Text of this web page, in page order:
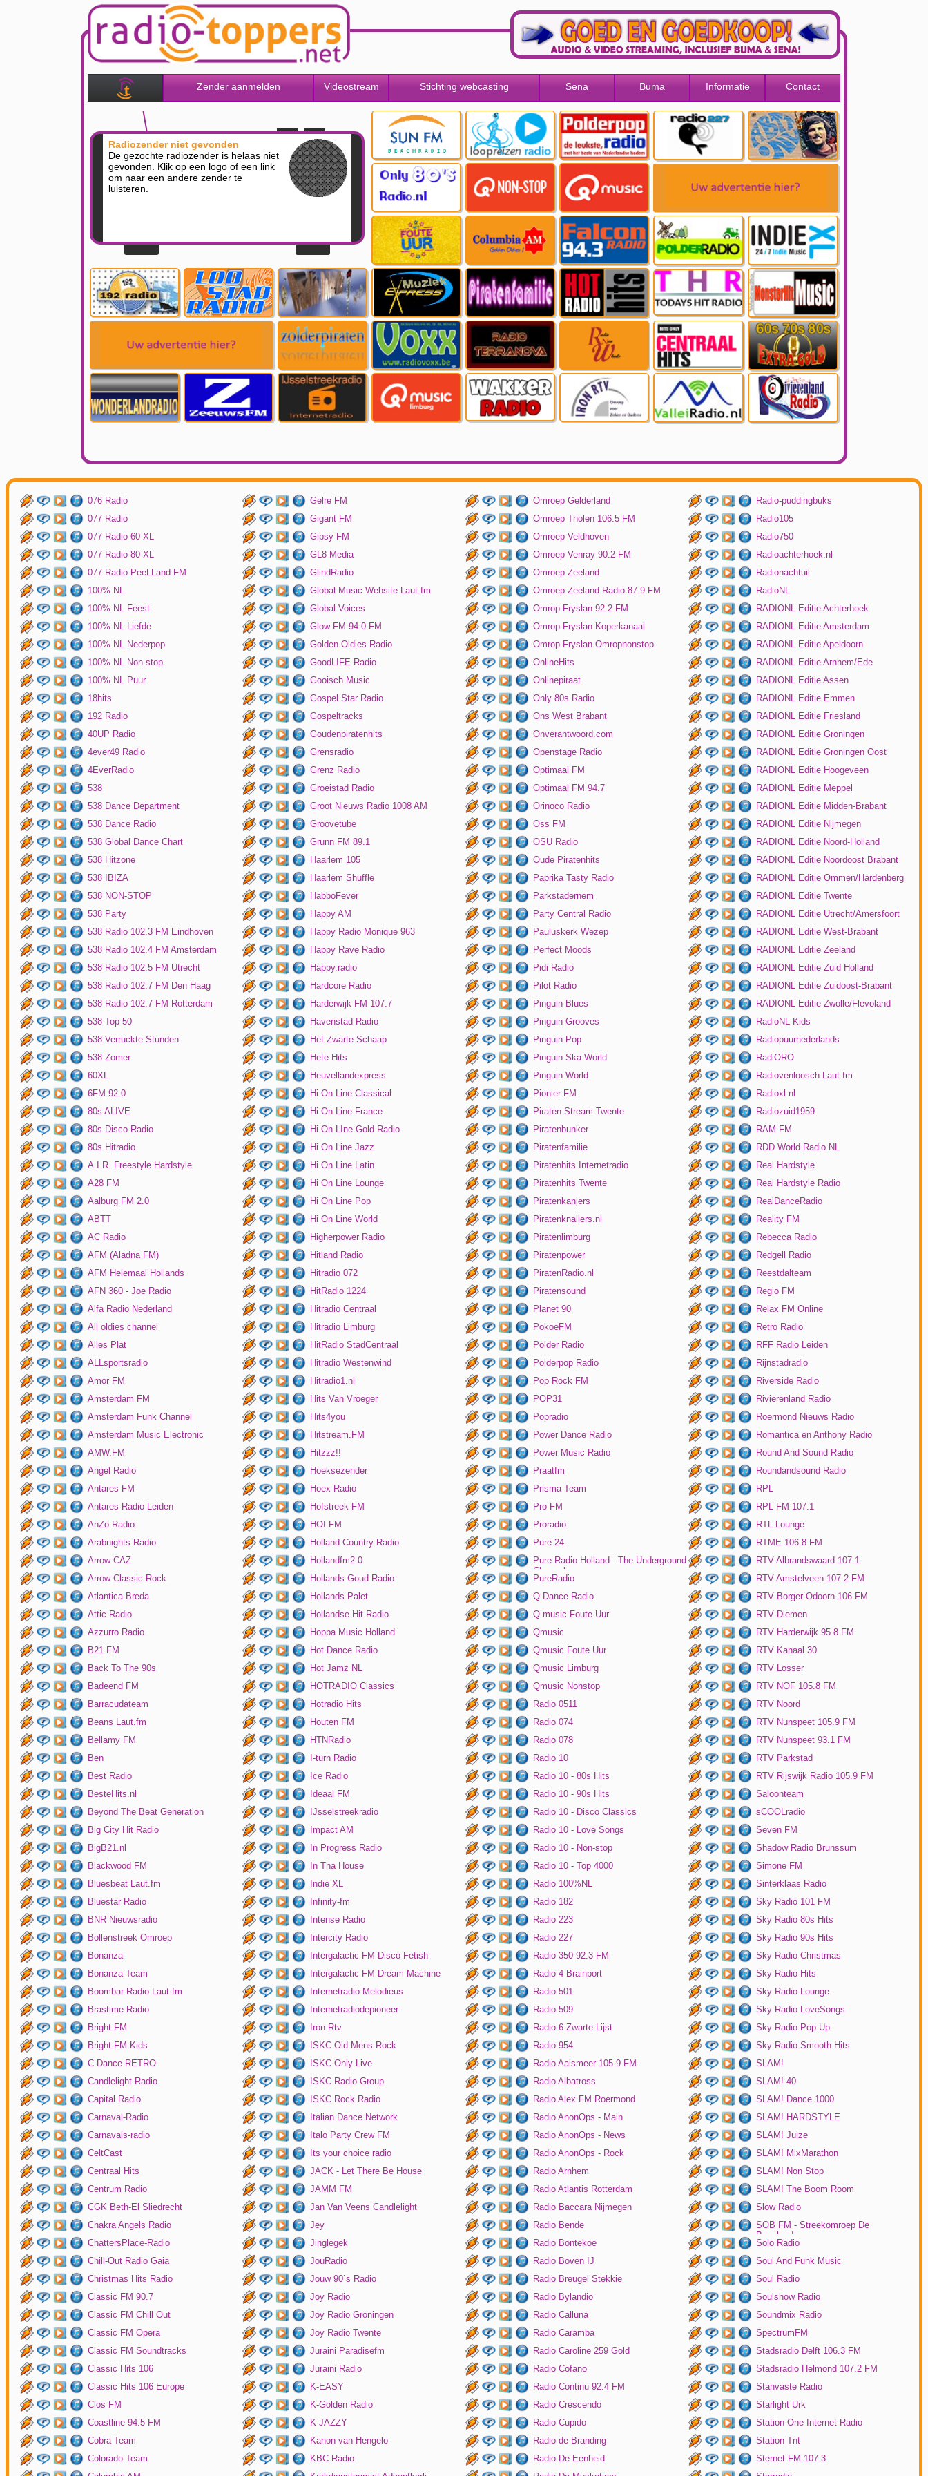
Zender aanmelden Videostream Stichting webcasting Sena Buma Informatie Contact
Radiozender niet gevonden
De gezochte radiozender is helaas niet
gevonden. Klik op een logo of een link
om naar een andere zender te
luisteren.
076 Radio
077 Radio
077 Radio 60 XL
077 Radio 80 XL
077 Radio PeeLLand FM
100% NL
100% NL Feest
100% NL Liefde
100% NL Nederpop
100% NL Non-stop
100% NL Puur
18hits
192 Radio
40UP Radio
4ever49 Radio
4EverRadio
538
538 Dance Department
538 Dance Radio
538 Global Dance Chart
538 Hitzone
538 IBIZA
538 NON-STOP
538 Party
538 Radio 102.3 FM Eindhoven
538 Radio 102.4 FM Amsterdam
538 Radio 102.5 FM Utrecht
538 Radio 102.7 FM Den Haag
538 Radio 102.7 FM Rotterdam
538 Top 50
538 Verruckte Stunden
538 Zomer
60XL
6FM 92.0
80s ALIVE
80s Disco Radio
80s Hitradio
A.I.R. Freestyle Hardstyle
A28 FM
Aalburg FM 2.0
ABTT
AC Radio
AFM (Aladna FM)
AFM Helemaal Hollands
AFN 360 - Joe Radio
Alfa Radio Nederland
All oldies channel
Alles Plat
ALLsportsradio
Amor FM
Amsterdam FM
Amsterdam Funk Channel
Amsterdam Music Electronic
AMW.FM
Angel Radio
Antares FM
Antares Radio Leiden
AnZo Radio
Arabnights Radio
Arrow CAZ
Arrow Classic Rock
Atlantica Breda
Attic Radio
Azzurro Radio
B21 FM
Back To The 90s
Badeend FM
Barracudateam
Beans Laut.fm
Bellamy FM
Ben
Best Radio
BesteHits.nl
Beyond The Beat Generation
Big City Hit Radio
BigB21.nl
Blackwood FM
Bluesbeat Laut.fm
Bluestar Radio
BNR Nieuwsradio
Bollenstreek Omroep
Bonanza
Bonanza Team
Boombar-Radio Laut.fm
Brastime Radio
Bright.FM
Bright.FM Kids
C-Dance RETRO
Candlelight Radio
Capital Radio
Carnaval-Radio
Carnavals-radio
CeltCast
Centraal Hits
Centrum Radio
CGK Beth-El Sliedrecht
Chakra Angels Radio
ChattersPlace-Radio
Chill-Out Radio Gaia
Christmas Hits Radio
Classic FM 90.7
Classic FM Chill Out
Classic FM Opera
Classic FM Soundtracks
Classic Hits 106
Classic Hits 106 Europe
Clos FM
Coastline 94.5 FM
Cobra Team
Colorado Team
Gelre FM
Gigant FM
Gipsy FM
GL8 Media
GlindRadio
Global Music Website Laut.fm
Global Voices
Glow FM 94.0 FM
Golden Oldies Radio
GoodLIFE Radio
Gooisch Music
Gospel Star Radio
Gospeltracks
Goudenpiratenhits
Grensradio
Grenz Radio
Groeistad Radio
Groot Nieuws Radio 1008 AM
Groovetube
Grunn FM 89.1
Haarlem 105
Haarlem Shuffle
HabboFever
Happy AM
Happy Radio Monique 963
Happy Rave Radio
Happy.radio
Hardcore Radio
Harderwijk FM 107.7
Havenstad Radio
Het Zwarte Schaap
Hete Hits
Heuvellandexpress
Hi On Line Classical
Hi On Line France
Hi On LIne Gold Radio
Hi On Line Jazz
Hi On Line Latin
Hi On Line Lounge
Hi On Line Pop
Hi On Line World
Higherpower Radio
Hitland Radio
Hitradio 072
HitRadio 1224
Hitradio Centraal
Hitradio Limburg
HitRadio StadCentraal
Hitradio Westenwind
Hitradio1.nl
Hits Van Vroeger
Hits4you
Hitstream.FM
Hitzzz!!
Hoeksezender
Hoex Radio
Hofstreek FM
HOI FM
Holland Country Radio
Hollandfm2.0
Hollands Goud Radio
Hollands Palet
Hollandse Hit Radio
Hoppa Music Holland
Hot Dance Radio
Hot Jamz NL
HOTRADIO Classics
Hotradio Hits
Houten FM
HTNRadio
I-turn Radio
Ice Radio
Ideaal FM
IJsselstreekradio
Impact AM
In Progress Radio
In Tha House
Indie XL
Infinity-fm
Intense Radio
Intercity Radio
Intergalactic FM Disco Fetish
Intergalactic FM Dream Machine
Internetradio Melodieus
Internetradiodepioneer
Iron Rtv
ISKC Old Mens Rock
ISKC Only Live
ISKC Radio Group
ISKC Rock Radio
Italian Dance Network
Italo Party Crew FM
Its your choice radio
JACK - Let There Be House
JAMM FM
Jan Van Veens Candlelight
Jey
Jinglegek
JouRadio
Jouw 90`s Radio
Joy Radio
Joy Radio Groningen
Joy Radio Twente
Juraini Paradisefm
Juraini Radio
K-EASY
K-Golden Radio
K-JAZZY
Kanon van Hengelo
KBC Radio
Omroep Gelderland
Omroep Tholen 106.5 FM
Omroep Veldhoven
Omroep Venray 90.2 FM
Omroep Zeeland
Omroep Zeeland Radio 87.9 FM
Omrop Fryslan 92.2 FM
Omrop Fryslan Koperkanaal
Omrop Fryslan Omropnonstop
OnlineHits
Onlinepiraat
Only 80s Radio
Ons West Brabant
Onverantwoord.com
Openstage Radio
Optimaal FM
Optimaal FM 94.7
Orinoco Radio
Oss FM
OSU Radio
Oude Piratenhits
Paprika Tasty Radio
Parkstadernem
Party Central Radio
Pauluskerk Wezep
Perfect Moods
Pidi Radio
Pilot Radio
Pinguin Blues
Pinguin Grooves
Pinguin Pop
Pinguin Ska World
Pinguin World
Pionier FM
Piraten Stream Twente
Piratenbunker
Piratenfamilie
Piratenhits Internetradio
Piratenhits Twente
Piratenkanjers
Piratenknallers.nl
Piratenlimburg
Piratenpower
PiratenRadio.nl
Piratensound
Planet 90
PokoeFM
Polder Radio
Polderpop Radio
Pop Rock FM
POP31
Popradio
Power Dance Radio
Power Music Radio
Praatfm
Prisma Team
Pro FM
Proradio
Pure 24
Pure Radio Holland - The Underground
Channel
PureRadio
Q-Dance Radio
Q-music Foute Uur
Qmusic
Qmusic Foute Uur
Qmusic Limburg
Qmusic Nonstop
Radio 0511
Radio 074
Radio 078
Radio 10
Radio 10 - 80s Hits
Radio 10 - 90s Hits
Radio 10 - Disco Classics
Radio 10 - Love Songs
Radio 10 - Non-stop
Radio 10 - Top 4000
Radio 100%NL
Radio 182
Radio 223
Radio 227
Radio 350 92.3 FM
Radio 4 Brainport
Radio 501
Radio 509
Radio 6 Zwarte Lijst
Radio 954
Radio Aalsmeer 105.9 FM
Radio Albatross
Radio Alex FM Roermond
Radio AnonOps - Main
Radio AnonOps - News
Radio AnonOps - Rock
Radio Arnhem
Radio Atlantis Rotterdam
Radio Baccara Nijmegen
Radio Bende
Radio Bontekoe
Radio Boven IJ
Radio Breugel Stekkie
Radio Bylandio
Radio Calluna
Radio Caramba
Radio Caroline 259 Gold
Radio Cofano
Radio Continu 92.4 FM
Radio Crescendo
Radio Cupido
Radio de Branding
Radio De Eenheid
Radio-puddingbuks
Radio105
Radio750
Radioachterhoek.nl
Radionachtuil
RadioNL
RADIONL Editie Achterhoek
RADIONL Editie Amsterdam
RADIONL Editie Apeldoorn
RADIONL Editie Arnhem/Ede
RADIONL Editie Assen
RADIONL Editie Emmen
RADIONL Editie Friesland
RADIONL Editie Groningen
RADIONL Editie Groningen Oost
RADIONL Editie Hoogeveen
RADIONL Editie Meppel
RADIONL Editie Midden-Brabant
RADIONL Editie Nijmegen
RADIONL Editie Noord-Holland
RADIONL Editie Noordoost Brabant
RADIONL Editie Ommen/Hardenberg
RADIONL Editie Twente
RADIONL Editie Utrecht/Amersfoort
RADIONL Editie West-Brabant
RADIONL Editie Zeeland
RADIONL Editie Zuid Holland
RADIONL Editie Zuidoost-Brabant
RADIONL Editie Zwolle/Flevoland
RadioNL Kids
Radiopuurnederlands
RadiORO
Radiovenloosch Laut.fm
Radioxl nl
Radiozuid1959
RAM FM
RDD World Radio NL
Real Hardstyle
Real Hardstyle Radio
RealDanceRadio
Reality FM
Rebecca Radio
Redgell Radio
Reestdalteam
Regio FM
Relax FM Online
Retro Radio
RFF Radio Leiden
Rijnstadradio
Riverside Radio
Rivierenland Radio
Roermond Nieuws Radio
Romantica en Anthony Radio
Round And Sound Radio
Roundandsound Radio
RPL
RPL FM 107.1
RTL Lounge
RTME 106.8 FM
RTV Albrandswaard 107.1
RTV Amstelveen 107.2 FM
RTV Borger-Odoorn 106 FM
RTV Diemen
RTV Harderwijk 95.8 FM
RTV Kanaal 30
RTV Losser
RTV NOF 105.8 FM
RTV Noord
RTV Nunspeet 105.9 FM
RTV Nunspeet 93.1 FM
RTV Parkstad
RTV Rijswijk Radio 105.9 FM
Saloonteam
sCOOLradio
Seven FM
Shadow Radio Brunssum
Simone FM
Sinterklaas Radio
Sky Radio 101 FM
Sky Radio 80s Hits
Sky Radio 90s Hits
Sky Radio Christmas
Sky Radio Hits
Sky Radio Lounge
Sky Radio LoveSongs
Sky Radio Pop-Up
Sky Radio Smooth Hits
SLAM!
SLAM! 40
SLAM! Dance 1000
SLAM! HARDSTYLE
SLAM! Juize
SLAM! MixMarathon
SLAM! Non Stop
SLAM! The Boom Room
Slow Radio
SOB FM - Streekomroep De
Bevelanden
Solo Radio
Soul And Funk Music
Soul Radio
Soulshow Radio
Soundmix Radio
SpectrumFM
Stadsradio Delft 106.3 FM
Stadsradio Helmond 107.2 FM
Stanvaste Radio
Starlight Urk
Station One Internet Radio
Station Tnt
Sternet FM 107.3